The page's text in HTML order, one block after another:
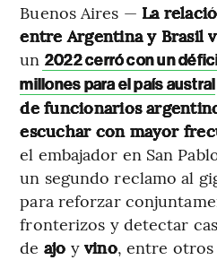
Buenos Aires — La
entre Argentina y Brasil
un 2022 cerró con un
millones para el país austral
de funcionarios
escuchar con mayor
el embajador en San
un segundo reclamo al
para reforzar
fronterizos y detectar
de ajo y vino, entre